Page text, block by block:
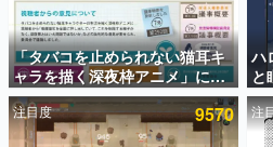
ゲームの企画書
名作ゲームクリエイター
聞きし、ヒットする企画
きます。
赫本
この物語を解いてはいけ
の形をした短編ホラー小
「タバコを止められない猫耳キ
ャラを描く深夜枠アニメ」に視
聴者の一部から批判意見。違法
薬物の使用と思わしき描写も含
めて、BPOが議論を交わす
ハ
と
『
ご
ム
注目度 9570 注